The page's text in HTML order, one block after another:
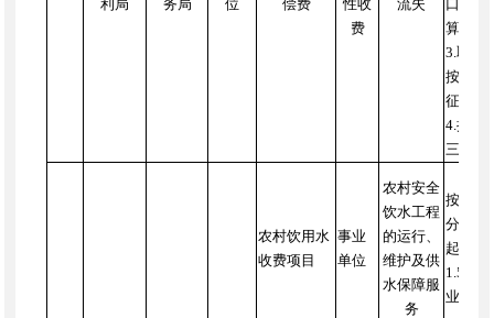
利局
务局
位
偿费
性收
费
流失
口井，
算)每
3.取土
按照每
征。
4.排放
三种方
农村饮用水
收费项目
事业
单位
农村安全
饮水工程
的运行、
维护及供
水保障服
务
按照
分三次
起农村
1.55元/
业、服